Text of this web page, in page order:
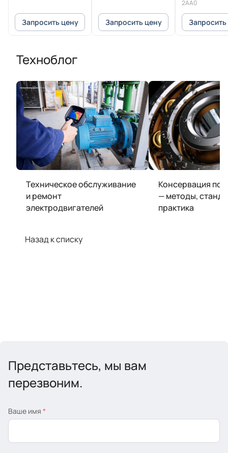
Запросить цену Запросить цену
2AA0
Техноблог
Техническое обслуживание
и ремонт
электродвигателей
Консервация
— методы,
практика
Назад к списку
Представьтесь, мы вам
перезвоним.
Ваше имя *